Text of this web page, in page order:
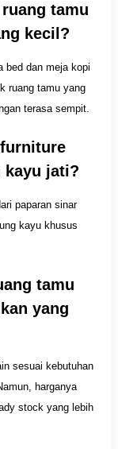
tamu
kecil?
bed dan meja kopi
ruang tamu yang
terasa sempit.
kayu jati?
paparan sinar
kayu khusus
tamu
yang
sesuai kebutuhan
harganya
stock yang lebih